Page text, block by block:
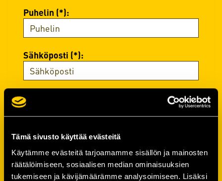
Tämä sivusto käyttää evästeitä
Käytämme evästeitä tarjoamamme sisällön ja mainosten
räätälöimiseen, sosiaalisen median ominaisuuksien
tukemiseen ja kävijämäärämme analysoimiseen. Lisäksi
Puhelin (*):
Sähköposti (*):
Salasana
Salasana (*):
Vahvista salasana (*):